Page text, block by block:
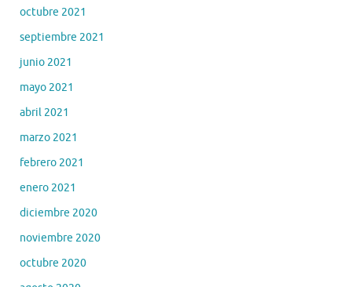
octubre 2021
septiembre 2021
junio 2021
mayo 2021
abril 2021
marzo 2021
febrero 2021
enero 2021
diciembre 2020
noviembre 2020
octubre 2020